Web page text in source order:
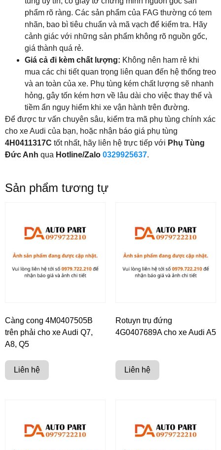
phẩm rõ ràng. Các sản phẩm của FAG thường có tem
nhãn, bao bì tiêu chuẩn và mã vạch để kiểm tra. Hãy
cảnh giác với những sản phẩm không rõ nguồn gốc,
giá thành quá rẻ.
Giá cả đi kèm chất lượng: Không nên ham rẻ khi
mua các chi tiết quan trọng liên quan đến hệ thống treo
và an toàn của xe. Phụ tùng kém chất lượng sẽ nhanh
hỏng, gây tốn kém hơn về lâu dài cho việc thay thế và
tiềm ẩn nguy hiểm khi xe vận hành trên đường.
Để được tư vấn chuyên sâu, kiểm tra mã phụ tùng chính xác
cho xe Audi của bạn, hoặc nhận báo giá phụ tùng
4H0411317C tốt nhất, hãy liên hệ trực tiếp với Phụ Tùng
Đức Anh qua Hotline/Zalo 0329925637.
Sản phẩm tương tự
Càng cong 4M0407505B
trên phải cho xe Audi Q7,
A8, Q5
Liên hệ
Rotuyn trụ đứng
4G0407689A cho xe Audi A5
Liên hệ